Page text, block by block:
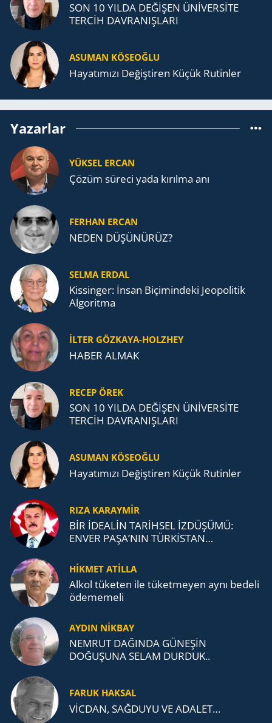
SON 10 YILDA DEĞİŞEN ÜNİVERSİTE
TERCİH DAVRANIŞLARI
ASUMAN KÖSEOĞLU
Ha­ya­tı­mı­zı De­ğiş­ti­ren Küçük Ru­tin­ler
Yazarlar
YÜKSEL ERCAN
Çözüm süreci yada kırılma anı
FERHAN ERCAN
NEDEN DÜŞÜNÜRÜZ?
SELMA ERDAL
Kissinger: İnsan Biçimindeki Jeopolitik
Algoritma
İLTER GÖZKAYA-HOLZHEY
HABER ALMAK
RECEP ÖREK
SON 10 YILDA DEĞİŞEN ÜNİVERSİTE
TERCİH DAVRANIŞLARI
ASUMAN KÖSEOĞLU
Ha­ya­tı­mı­zı De­ğiş­ti­ren Küçük Ru­tin­ler
RIZA KARAYMIR
BİR İDEALİN TARİHSEL İZDÜŞÜMÜ:
ENVER PAŞA’NIN TÜRKİSTAN
TEŞKİLATI’NA UZANAN MİRASI
HİKMET ATİLLA
Alkol tü­ke­ten ile tü­ket­me­yen aynı be­de­li
öde­me­me­li
AYDIN NİKBAY
NEMRUT DAĞINDA GÜNEŞİN
DOĞUŞUNA SELAM DURDUK..
FARUK HAKSAL
VİCDAN, SAĞ­DU­YU VE ADA­LET…